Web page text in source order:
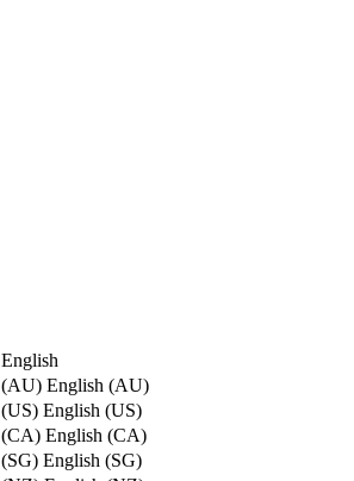
English
English (AU)
English (US)
English (CA)
English (SG)